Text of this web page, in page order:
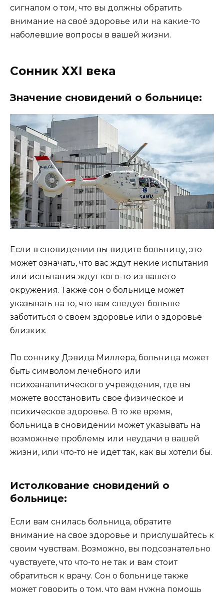
сигналом о том, что вы должны обратить
внимание на своё здоровье или на какие-то
наболевшие вопросы в вашей жизни.
Сонник ХХI века
Значение сновидений о больнице:
Если в сновидении вы видите больницу, это
может означать, что вас ждут некие испытания
или испытания ждут кого-то из вашего
окружения. Также сон о больнице может
указывать на то, что вам следует больше
заботиться о своем здоровье или о здоровье
близких.
По соннику Дэвида Миллера, больница может
быть символом лечебного или
психоаналитического учреждения, где вы
можете восстановить свое физическое и
психическое здоровье. В то же время,
больница в сновидении может указывать на
возможные проблемы или неудачи в вашей
жизни, или что-то не идет так, как вы хотели бы.
Истолкование сновидений о
больнице:
Если вам снилась больница, обратите
внимание на свое здоровье и прислушайтесь к
своим чувствам. Возможно, вы подсознательно
чувствуете, что что-то не так и вам стоит
обратиться к врачу. Сон о больнице также
может говорить о том, что вам нужна помощь